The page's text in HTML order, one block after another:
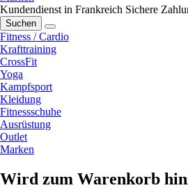
Kundendienst in Frankreich Sichere
Suchen
Fitness / Cardio
Krafttraining
CrossFit
Yoga
Kampfsport
Kleidung
Fitnessschuhe
Ausrüstung
Outlet
Marken
Wird zum Warenkorb